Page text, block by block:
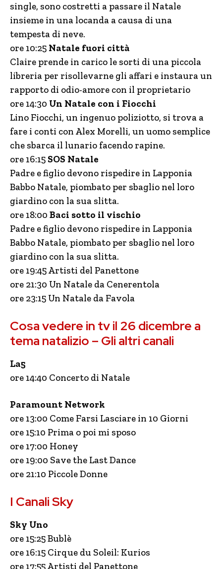
single, sono costretti a passare il Natale
insieme in una locanda a causa di una
tempesta di neve.
ore 10:25 Natale fuori città
Claire prende in carico le sorti di una piccola
libreria per risollevarne gli affari e instaura un
rapporto di odio-amore con il proprietario
ore 14:30 Un Natale con i Fiocchi
Lino Fiocchi, un ingenuo poliziotto, si trova a
fare i conti con Alex Morelli, un uomo semplice
che sbarca il lunario facendo rapine.
ore 16:15 SOS Natale
Padre e figlio devono rispedire in Lapponia
Babbo Natale, piombato per sbaglio nel loro
giardino con la sua slitta.
ore 18:00 Baci sotto il vischio
Padre e figlio devono rispedire in Lapponia
Babbo Natale, piombato per sbaglio nel loro
giardino con la sua slitta.
ore 19:45 Artisti del Panettone
ore 21:30 Un Natale da Cenerentola
ore 23:15 Un Natale da Favola
Cosa vedere in tv il 26 dicembre a
tema natalizio – Gli altri canali
La5
ore 14:40 Concerto di Natale
Paramount Network
ore 13:00 Come Farsi Lasciare in 10 Giorni
ore 15:10 Prima o poi mi sposo
ore 17:00 Honey
ore 19:00 Save the Last Dance
ore 21:10 Piccole Donne
I Canali Sky
Sky Uno
ore 15:25 Bublè
ore 16:15 Cirque du Soleil: Kurios
ore 17:55 Artisti del Panettone